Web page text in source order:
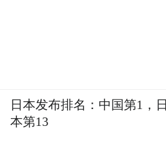
日本发布排名：中国第1，日
本第13